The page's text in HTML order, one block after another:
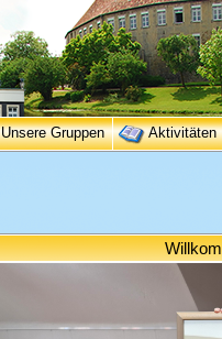
Unsere Gruppen Aktivitäten